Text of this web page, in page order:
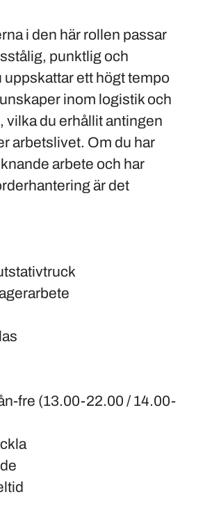
i den här rollen passar
punktlig och
uppskattar ett högt tempo
inom logistik och
vilka du erhållit antingen
arbetslivet. Om du har
arbete och har
är det
fre (13.00-22.00 / 14.00-